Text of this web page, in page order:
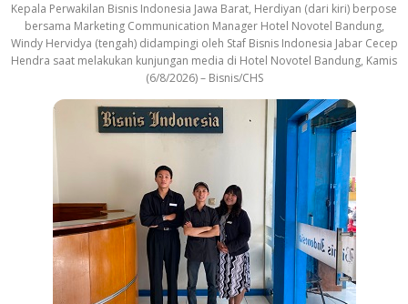
Kepala Perwakilan Bisnis Indonesia Jawa Barat, Herdiyan (dari kiri) berpose
bersama Marketing Communication Manager Hotel Novotel Bandung,
Windy Hervidya (tengah) didampingi oleh Staf Bisnis Indonesia Jabar Cecep
Hendra saat melakukan kunjungan media di Hotel Novotel Bandung, Kamis
(6/8/2026) – Bisnis/CHS